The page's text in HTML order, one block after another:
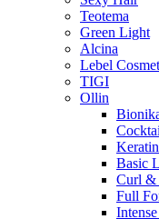
Teotema
Green Light
Alcina
Lebel
TIGI
Ollin
Basic
Curl &
Full